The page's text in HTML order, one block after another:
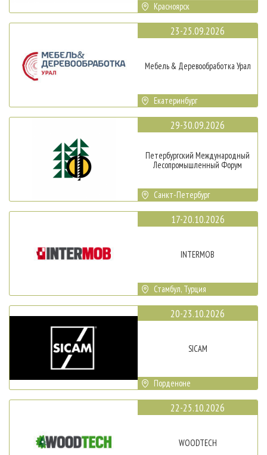
Красноярск
23-25.09.2026
Мебель & Деревообработка Урал
Екатеринбург
29-30.09.2026
Петербургский Международный
Лесопромышленный Форум
Санкт-Петербург
17-20.10.2026
INTERMOB
Стамбул, Турция
20-23.10.2026
SICAM
Порденоне
22-25.10.2026
WOODTECH